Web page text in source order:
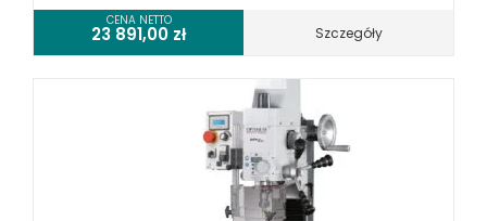
ZAGINARKI DO BLACHY, MECHANICZNE
ŻŁOBIARKI DO BLACHY
WYPOSAŻENIE DODATKOWE OPTIMUM
URZĄDZENIA WARSZTATOWE I TRANSPORTOWE
SPRĘŻARKI I NARZĘDZIA PNEUMATYCZNE
CENA NETTO
23 891,00 zł Szczegóły